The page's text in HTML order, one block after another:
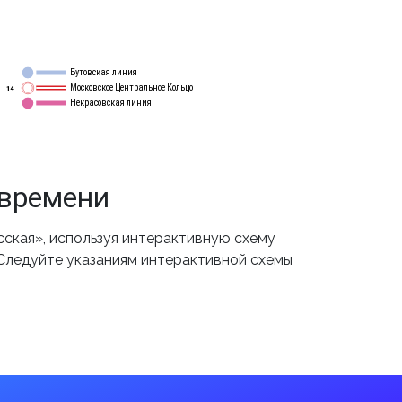
Бутовская линия
Московское Центральное Кольцо
Некрасовская линия
14
используя интерактивную схему
указаниям интерактивной схемы